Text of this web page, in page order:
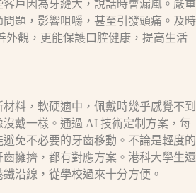
戶因為牙縫大，說話時會漏風。嚴重
題，影響咀嚼，甚至引發頭痛。及時
外觀，更能保護口腔健康，提高生活
料，軟硬適中，佩戴時幾乎感覺不到
戴一樣。通過 AI 技術定制方案，每
免不必要的牙齒移動。不論是輕度的
擁擠，都有對應方案。港科大學生還
沿線，從學校過來十分方便。​